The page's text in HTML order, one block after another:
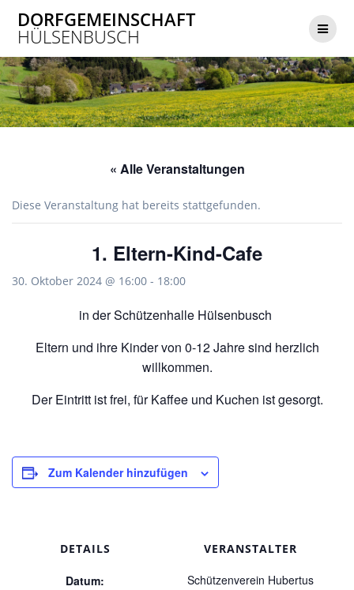
Inhalt
DORFGEMEINSCHAFT
HÜLSENBUSCH
« Alle Veranstaltungen
Diese Veranstaltung hat bereits stattgefunden.
1. Eltern-Kind-Cafe
30. Oktober 2024 @ 16:00 - 18:00
in der Schützenhalle Hülsenbusch
Eltern und ihre Kinder von 0-12 Jahre sind herzlich
willkommen.
Der Eintritt ist frei, für Kaffee und Kuchen ist gesorgt.
Zum Kalender hinzufügen
DETAILS
Datum:
VERANSTALTER
Schützenverein Hubertus